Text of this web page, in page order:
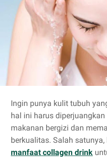
Ingin punya kulit tubuh
hal ini harus
makanan bergizi dan
berkualitas. Salah
manfaat collagen drink